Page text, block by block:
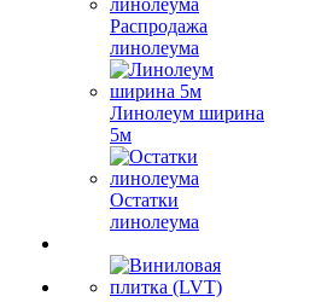
Распродажа
линолеума
Линолеум ширина
5м
Остатки
линолеума